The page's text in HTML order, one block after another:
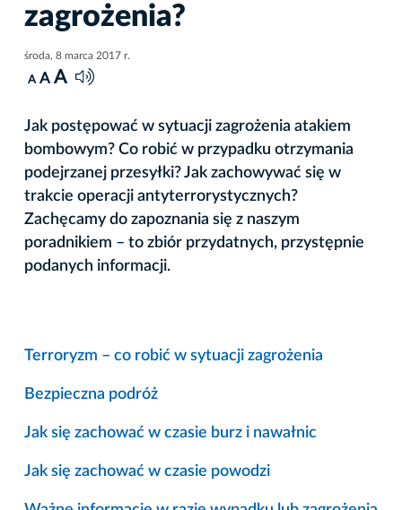
zagrożenia?
środa, 8 marca 2017 r.
A A A
Jak postępować w sytuacji zagrożenia atakiem
bombowym? Co robić w przypadku otrzymania
podejrzanej przesyłki? Jak zachowywać się w
trakcie operacji antyterrorystycznych?
Zachęcamy do zapoznania się z naszym
poradnikiem – to zbiór przydatnych, przystępnie
podanych informacji.
Terroryzm – co robić w sytuacji zagrożenia
Bezpieczna podróż
Jak się zachować w czasie burz i nawałnic
Jak się zachować w czasie powodzi